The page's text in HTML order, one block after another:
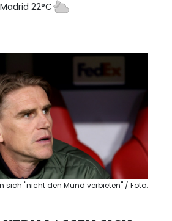
Madrid 22°C
sich "nicht den Mund verbieten" / Foto: